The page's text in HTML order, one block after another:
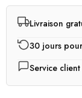
Livraison
30 jours
Service client